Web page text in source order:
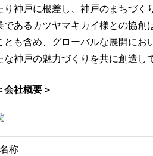
り神戸に根差し、神戸のまちづく
であるカツヤマキカイ様との協創
とも含め、グローバルな展開に
な神戸の魅力づくりを共に創造し
会社概要＞
名称